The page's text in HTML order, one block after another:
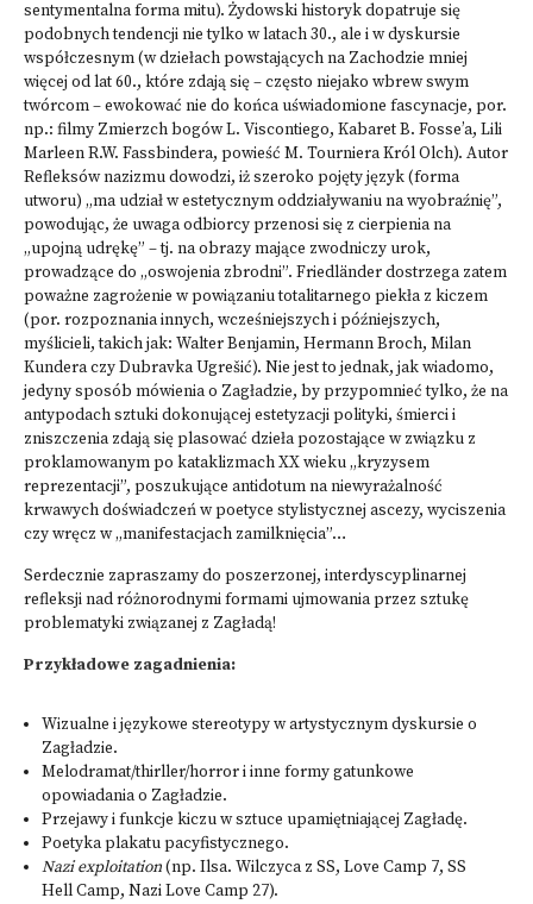
sentymentalna forma mitu). Żydowski historyk dopatruje się
podobnych tendencji nie tylko w latach 30., ale i w dyskursie
współczesnym (w dziełach powstających na Zachodzie mniej
więcej od lat 60., które zdają się – często niejako wbrew swym
twórcom – ewokować nie do końca uświadomione fascynacje, por.
np.: filmy Zmierzch bogów L. Viscontiego, Kabaret B. Fosse’a, Lili
Marleen R.W. Fassbindera, powieść M. Tourniera Król Olch). Autor
Refleksów nazizmu dowodzi, iż szeroko pojęty język (forma
utworu) „ma udział w estetycznym oddziaływaniu na wyobraźnię”,
powodując, że uwaga odbiorcy przenosi się z cierpienia na
„upojną udrękę” – tj. na obrazy mające zwodniczy urok,
prowadzące do „oswojenia zbrodni”. Friedländer dostrzega zatem
poważne zagrożenie w powiązaniu totalitarnego piekła z kiczem
(por. rozpoznania innych, wcześniejszych i późniejszych,
myślicieli, takich jak: Walter Benjamin, Hermann Broch, Milan
Kundera czy Dubravka Ugrešić). Nie jest to jednak, jak wiadomo,
jedyny sposób mówienia o Zagładzie, by przypomnieć tylko, że na
antypodach sztuki dokonującej estetyzacji polityki, śmierci i
zniszczenia zdają się plasować dzieła pozostające w związku z
proklamowanym po kataklizmach XX wieku „kryzysem
reprezentacji”, poszukujące antidotum na niewyrażalność
krwawych doświadczeń w poetyce stylistycznej ascezy, wyciszenia
czy wręcz w „manifestacjach zamilknięcia”…
Serdecznie zapraszamy do poszerzonej, interdyscyplinarnej
refleksji nad różnorodnymi formami ujmowania przez sztukę
problematyki związanej z Zagładą!
Przykładowe zagadnienia:
Wizualne i językowe stereotypy w artystycznym dyskursie o
Zagładzie.
Melodramat/thirller/horror i inne formy gatunkowe
opowiadania o Zagładzie.
Przejawy i funkcje kiczu w sztuce upamiętniającej Zagładę.
Poetyka plakatu pacyfistycznego.
Nazi exploitation(np. Ilsa. Wilczyca z SS, Love Camp 7, SS
Hell Camp, Nazi Love Camp 27).